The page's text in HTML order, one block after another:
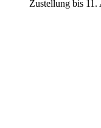
Zustellung bis 11.